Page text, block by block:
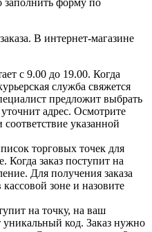
В интернет-магазине
с 9.00 до 19.00. Когда
служба свяжется
предложит выбрать
адрес. Осмотрите
указанной
торговых точек для
Когда заказ поступит на
Для получения заказа
зоне и назовите
на точку, на ваш
код. Заказ нужно